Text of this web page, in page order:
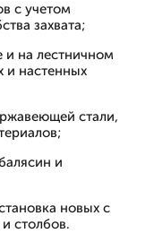
с учетом
захвата;
и на лестничном
и настенных
стали,
и
новых с
столбов.